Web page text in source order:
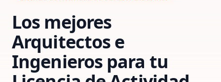
Los mejores
Arquitectos e
Ingenieros para tu